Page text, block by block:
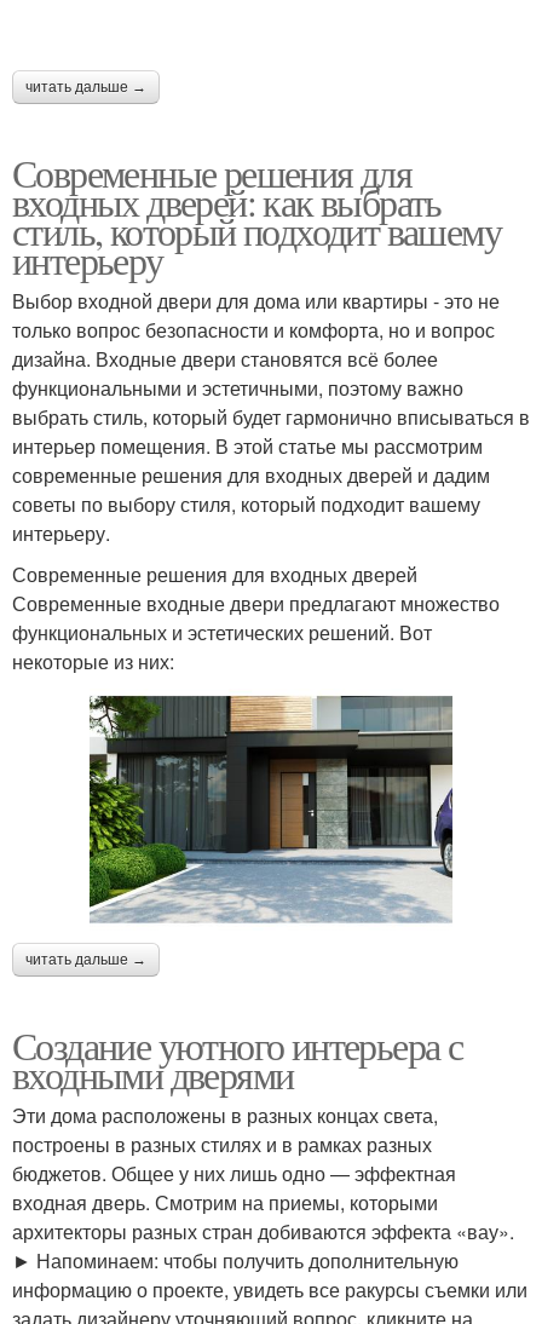
читать дальше →
Современные решения для
входных дверей: как выбрать
стиль, который подходит вашему
интерьеру
Выбор входной двери для дома или квартиры - это не
только вопрос безопасности и комфорта, но и вопрос
дизайна. Входные двери становятся всё более
функциональными и эстетичными, поэтому важно
выбрать стиль, который будет гармонично вписываться в
интерьер помещения. В этой статье мы рассмотрим
современные решения для входных дверей и дадим
советы по выбору стиля, который подходит вашему
интерьеру.
Современные решения для входных дверей
Современные входные двери предлагают множество
функциональных и эстетических решений. Вот
некоторые из них:
читать дальше →
Создание уютного интерьера с
входными дверями
Эти дома расположены в разных концах света,
построены в разных стилях и в рамках разных
бюджетов. Общее у них лишь одно — эффектная
входная дверь. Смотрим на приемы, которыми
архитекторы разных стран добиваются эффекта «вау».
► Напоминаем: чтобы получить дополнительную
информацию о проекте, увидеть все ракурсы съемки или